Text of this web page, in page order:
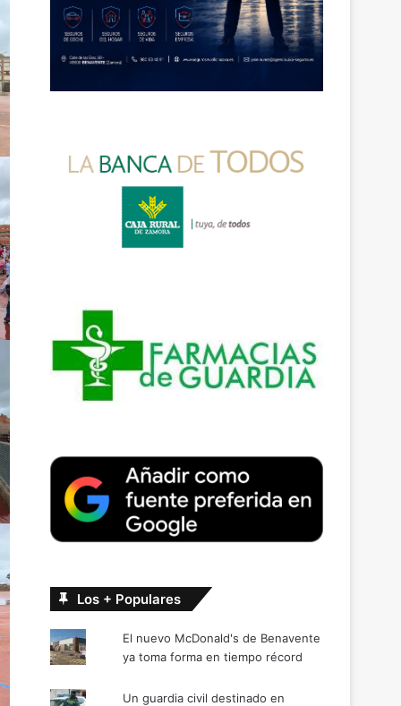
Los + Populares
El nuevo McDonald's de Benavente
ya toma forma en tiempo récord
Un guardia civil destinado en